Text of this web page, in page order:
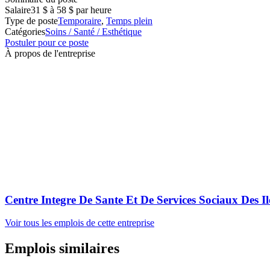
Salaire31 $ à 58 $ par heure
Type de posteTemporaire, Temps plein
CatégoriesSoins / Santé / Esthétique
Postuler pour ce poste
À propos de l'entreprise
Centre Integre De Sante Et De Services Sociaux Des
Voir tous les emplois de cette entreprise
Emplois similaires